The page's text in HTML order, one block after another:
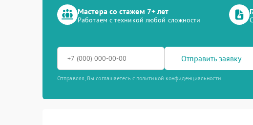
Мастера со стажем 7+ лет
Работаем с техникой любой сложности
Отправить заявку
Отправляя, Вы соглашаетесь с политикой конфиденциальности